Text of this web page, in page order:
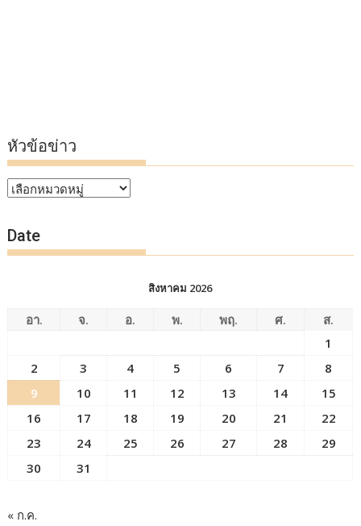
หัวข้อข่าว
หัวข้อ
Date
สิงหาคม 2026
อา. จ. อ. พ. พฤ. ศ.
ส.
1
2
3 4 5 6 7
8
9
10 11 12 13 14
15
16
17 18 19 20 21
22
23
24 25 26 27 28
29
30
31
« ก.ค.